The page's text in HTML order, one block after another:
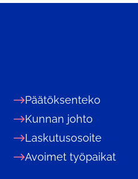
Päätöksenteko
Kunnan johto
Laskutusosoite
Avoimet työpaikat